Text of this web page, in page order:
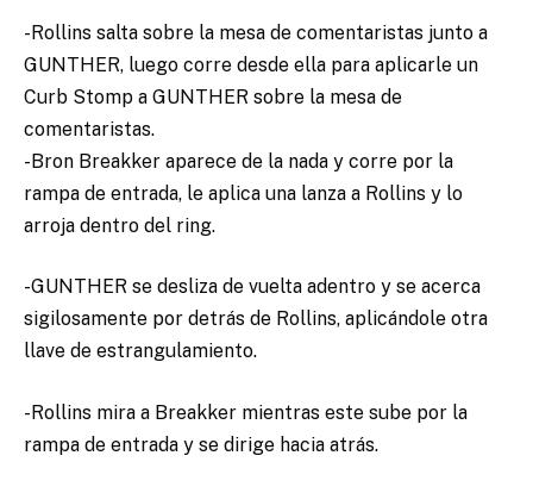
-Rollins salta sobre la mesa de comentaristas junto a
GUNTHER, luego corre desde ella para aplicarle un
Curb Stomp a GUNTHER sobre la mesa de
comentaristas.
-Bron Breakker aparece de la nada y corre por la
rampa de entrada, le aplica una lanza a Rollins y lo
arroja dentro del ring.
-GUNTHER se desliza de vuelta adentro y se acerca
sigilosamente por detrás de Rollins, aplicándole otra
llave de estrangulamiento.
-Rollins mira a Breakker mientras este sube por la
rampa de entrada y se dirige hacia atrás.